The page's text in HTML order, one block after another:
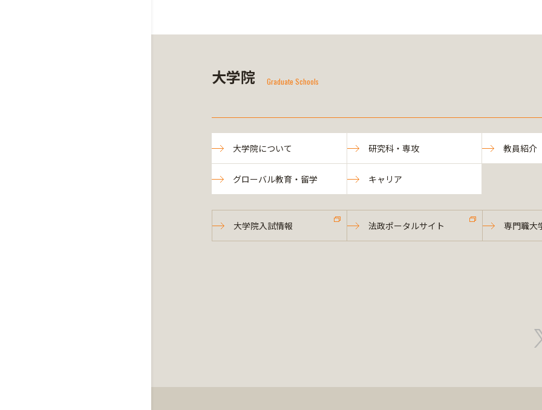
大学院 Graduate Schools
大学院について 研究科・専攻 教員紹介
グローバル教育・留学 キャリア
大学院入試情報 法政ポータルサイト 専門職大